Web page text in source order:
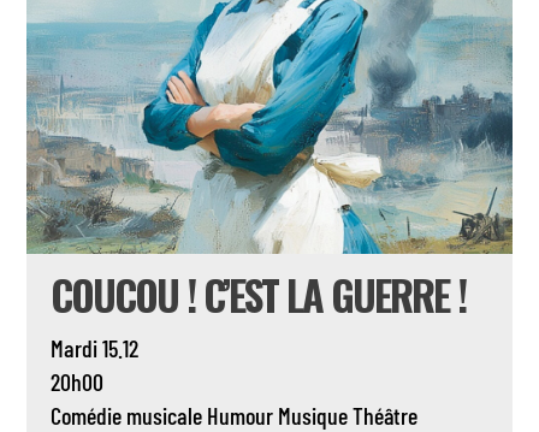
COUCOU ! C’EST LA GUERRE !
Mardi 15.12
20h00
Comédie musicale Humour MusiqueThéâtre